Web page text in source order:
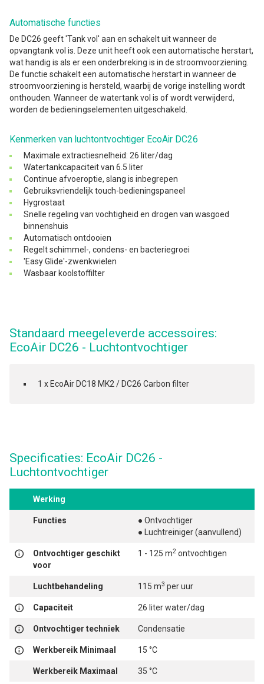
Automatische functies
De DC26 geeft 'Tank vol' aan en schakelt uit wanneer de
opvangtank vol is. Deze unit heeft ook een automatische herstart,
wat handig is als er een onderbreking is in de stroomvoorziening.
De functie schakelt een automatische herstart in wanneer de
stroomvoorziening is hersteld, waarbij de vorige instelling wordt
onthouden. Wanneer de watertank vol is of wordt verwijderd,
worden de bedieningselementen uitgeschakeld.
Kenmerken van luchtontvochtiger EcoAir DC26
Maximale extractiesnelheid: 26 liter/dag
Watertankcapaciteit van 6.5 liter
Continue afvoeroptie, slang is inbegrepen
Gebruiksvriendelijk touch-bedieningspaneel
Hygrostaat
Snelle regeling van vochtigheid en drogen van wasgoed
binnenshuis
Automatisch ontdooien
Regelt schimmel-, condens- en bacteriegroei
'Easy Glide'-zwenkwielen
Wasbaar koolstoffilter
Standaard meegeleverde accessoires:
EcoAir DC26 - Luchtontvochtiger
1 x EcoAir DC18 MK2 / DC26 Carbon filter
Specificaties: EcoAir DC26 -
Luchtontvochtiger
Werking
Functies
● Ontvochtiger
● Luchtreiniger (aanvullend)
Ontvochtiger geschikt
voor
1 - 125 m2 ontvochtigen
Luchtbehandeling 115 m3 per uur
Capaciteit 26 liter water/dag
Ontvochtiger techniek Condensatie
Werkbereik Minimaal 15 °C
Werkbereik Maximaal 35 °C